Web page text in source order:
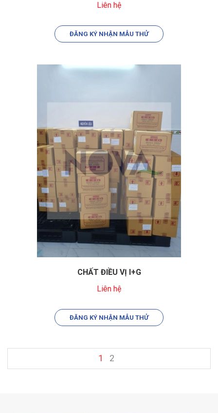
Liên hệ
ĐĂNG KÝ NHẬN MẪU THỬ
CHẤT ĐIỀU VỊ I+G
Liên hệ
ĐĂNG KÝ NHẬN MẪU THỬ
1 2